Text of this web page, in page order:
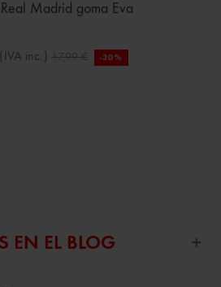
Madrid goma Eva
(IVA inc.) 17,99 € -30%
EN EL BLOG